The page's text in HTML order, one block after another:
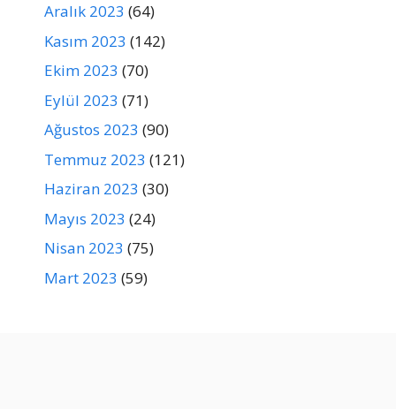
Aralık 2023 (64)
Kasım 2023 (142)
Ekim 2023 (70)
Eylül 2023 (71)
Ağustos 2023 (90)
Temmuz 2023 (121)
Haziran 2023 (30)
Mayıs 2023 (24)
Nisan 2023 (75)
Mart 2023 (59)